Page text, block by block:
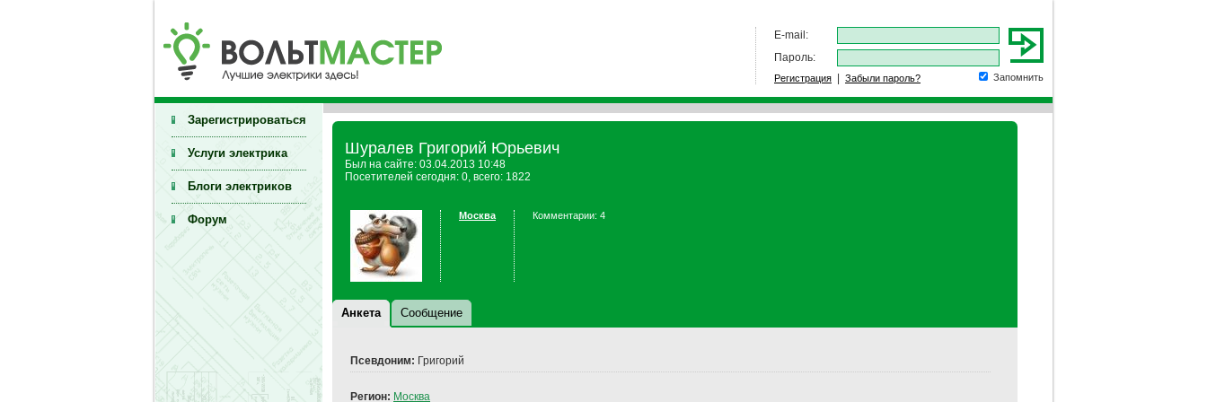
E-mail:
Пароль:
Запомнить
Регистрация Забыли пароль?
Зарегистрироваться
Услуги электрика
Блоги электриков
Форум
Шуралев Григорий Юрьевич
Был на сайте: 03.04.2013 10:48
Посетителей сегодня: 0, всего: 1822
Москва Комментарии: 4
Анкета Сообщение
Псевдоним: Григорий
Регион: Москва